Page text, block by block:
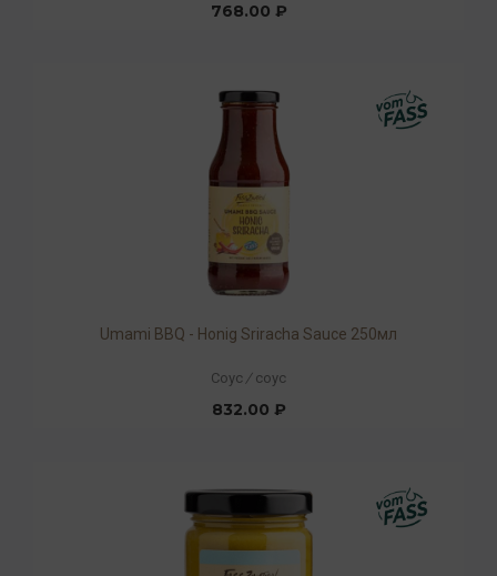
768.00 ₽
Umami BBQ - Honig Sriracha Sauce 250мл
Соус / соус
832.00 ₽